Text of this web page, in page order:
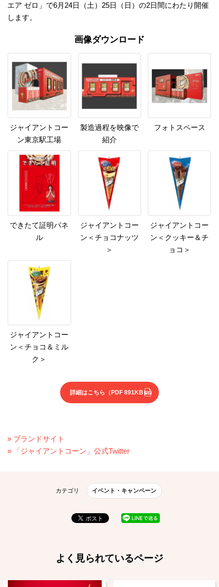
エア ゼロ」で6月24日（土）25日（日）の2日間にわたり開催
します。
画像ダウンロード
ジャイアントコー
ン東京駅工場
製造過程を映像で
紹介
フォトスペース
できたて証明パネ
ル
ジャイアントコー
ン＜チョコナッツ
＞
ジャイアントコー
ン＜クッキー＆チ
ョコ＞
ジャイアントコー
ン＜チョコ＆ミル
ク＞
詳細はこちら （PDF 891KB）
» ブランドサイト
» 「ジャイアントコーン」公式Twitter
カテゴリ イベント・キャンペーン
よく見られているページ